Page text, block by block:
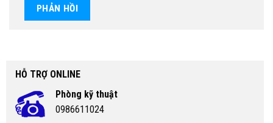
HỖ TRỢ ONLINE
Phòng kỹ thuật
0986611024